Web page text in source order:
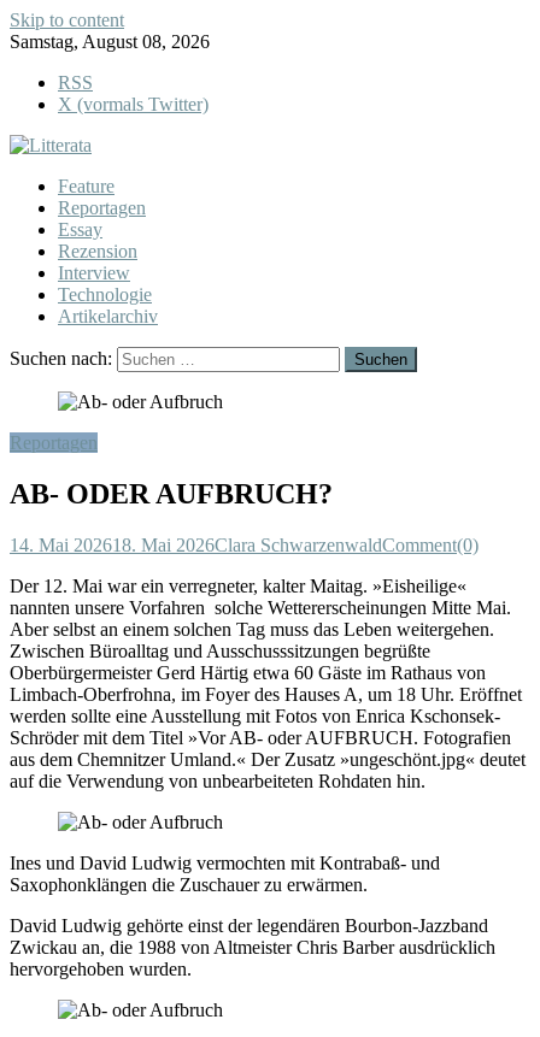
Skip to content
Samstag, August 08, 2026
RSS
X (vormals Twitter)
Feature
Reportagen
Essay
Rezension
Interview
Technologie
Artikelarchiv
Suchen nach:
Reportagen
AB- ODER AUFBRUCH?
14. Mai 202618. Mai 2026Clara SchwarzenwaldComment(0)
Der 12. Mai war ein verregneter, kalter Maitag. »Eisheilige«
nannten unsere Vorfahren solche Wettererscheinungen Mitte Mai.
Aber selbst an einem solchen Tag muss das Leben weitergehen.
Zwischen Büroalltag und Ausschusssitzungen begrüßte
Oberbürgermeister Gerd Härtig etwa 60 Gäste im Rathaus von
Limbach-Oberfrohna, im Foyer des Hauses A, um 18 Uhr. Eröffnet
werden sollte eine Ausstellung mit Fotos von Enrica Kschonsek-
Schröder mit dem Titel »Vor AB- oder AUFBRUCH. Fotografien
aus dem Chemnitzer Umland.« Der Zusatz »ungeschönt.jpg« deutet
auf die Verwendung von unbearbeiteten Rohdaten hin.
Ines und David Ludwig vermochten mit Kontrabaß- und
Saxophonklängen die Zuschauer zu erwärmen.
David Ludwig gehörte einst der legendären Bourbon-Jazzband
Zwickau an, die 1988 von Altmeister Chris Barber ausdrücklich
hervorgehoben wurden.